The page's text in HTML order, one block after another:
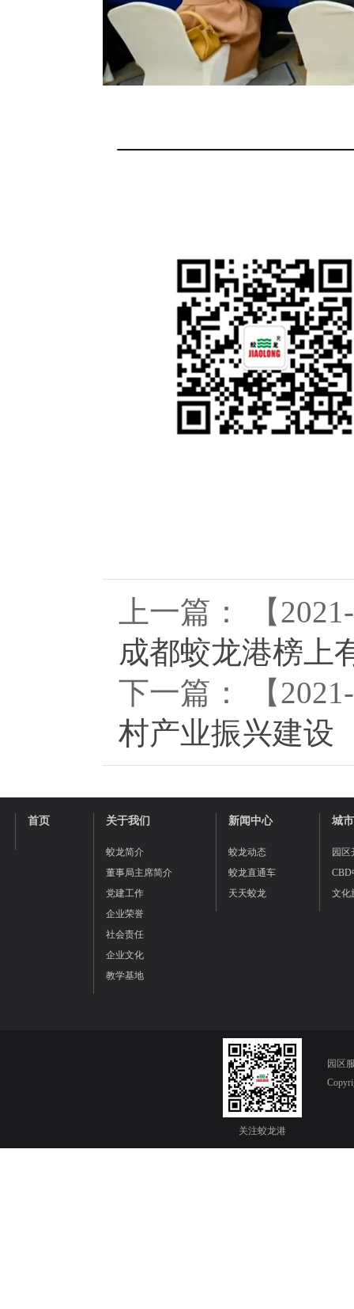
上一篇： 【
成都蛟龙港榜上
下一篇： 【
村产业振兴建设
首页 关于我们
蛟龙简介
董事局主席简介
党建工作
企业荣誉
社会责任
企业文化
教学基地
新闻中心
蛟龙动态
蛟龙直通车
天天蛟龙
城
园区
CBD
文化
关注蛟龙港
园区